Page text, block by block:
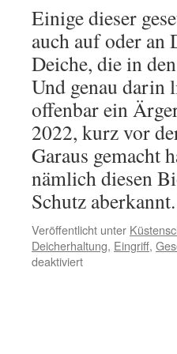
Einige dieser
auch auf oder an
Deiche, die in
Und genau darin
offenbar ein
2022, kurz vor
Garaus gemacht
nämlich diesen
Schutz aberkannt.
Veröffentlicht unter
Deicherhaltung, Eingriff,
deaktiviertfür